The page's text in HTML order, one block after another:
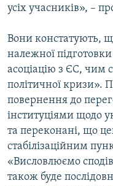
усіх учасників», –
Вони констатують,
належної
асоціацію з ЄС, чим
політичної кризи».
повернення до
інституціями щодо
та переконані, що
стабілізаційним
«Висловлюємо
також буде